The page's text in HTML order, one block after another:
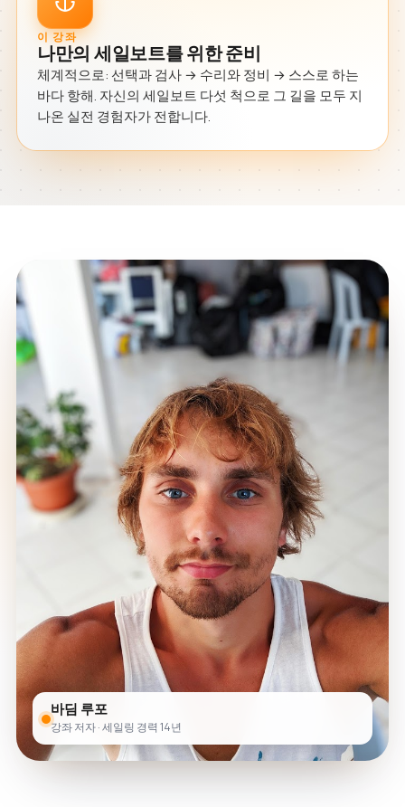
이 강좌
나만의 세일보트를 위한 준비
체계적으로: 선택과 검사 → 수리와 정비 → 스스로 하는
바다 항해. 자신의 세일보트 다섯 척으로 그 길을 모두 지
나온 실전 경험자가 전합니다.
바딤 루포
강좌 저자 · 세일링 경력 14년